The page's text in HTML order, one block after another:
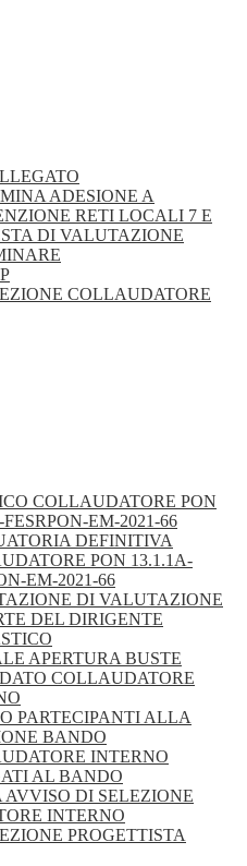
ADESIONE A
RETI LOCALI 7 E
DI VALUTAZIONE
COLLAUDATORE
COLLAUDATORE PON
FESRPON-EM-2021-66
DEFINITIVA
PON 13.1.1A-
EM-2021-66
DI VALUTAZIONE
DEL DIRIGENTE
APERTURA BUSTE
COLLAUDATORE
PARTECIPANTI ALLA
BANDO
INTERNO
AL BANDO
DI SELEZIONE
INTERNO
PROGETTISTA